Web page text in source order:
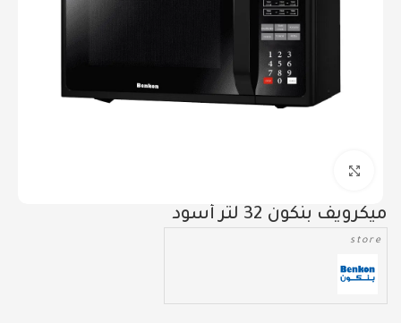
ميكرويف بنكون 32 لتر أسود
store